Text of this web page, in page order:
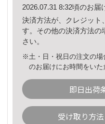
2026.07.31 8:32頃のお届
決済方法が、クレジット
す。その他の決済方法の
さい。
※土・日・祝日の注文の場
のお届けにお時間をいた
即日出荷
受け取り方